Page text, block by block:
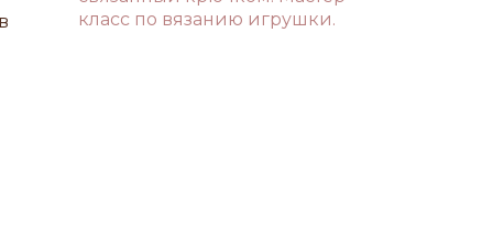
класс по вязанию игрушки.